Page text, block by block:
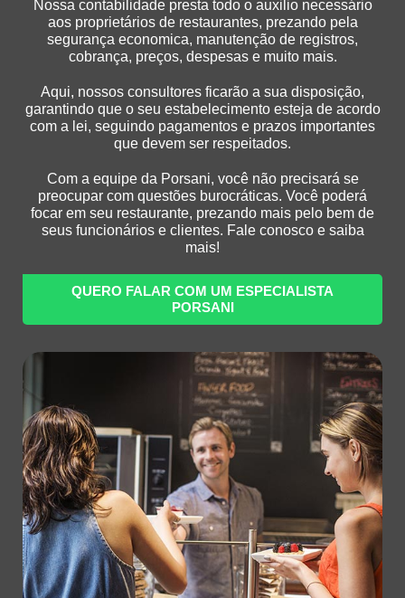
Nossa contabilidade presta todo o auxilio necessário
aos proprietários de restaurantes, prezando pela
segurança economica, manutenção de registros,
cobrança, preços, despesas e muito mais.
Aqui, nossos consultores ficarão a sua disposição,
garantindo que o seu estabelecimento esteja de acordo
com a lei, seguindo pagamentos e prazos importantes
que devem ser respeitados.
Com a equipe da Porsani, você não precisará se
preocupar com questões burocráticas. Você poderá
focar em seu restaurante, prezando mais pelo bem de
seus funcionários e clientes. Fale conosco e saiba
mais!
QUERO FALAR COM UM ESPECIALISTA
PORSANI